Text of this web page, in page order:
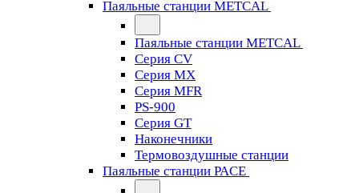
Паяльные станции METCAL
Паяльные станции METCAL
Серия CV
Серия MX
Серия MFR
PS-900
Серия GT
Наконечники
Термовоздушные станции
Паяльные станции PACE